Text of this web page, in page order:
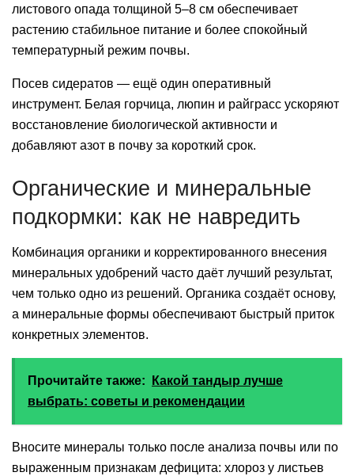
листового опада толщиной 5–8 см обеспечивает
растению стабильное питание и более спокойный
температурный режим почвы.
Посев сидератов — ещё один оперативный
инструмент. Белая горчица, люпин и райграсс ускоряют
восстановление биологической активности и
добавляют азот в почву за короткий срок.
Органические и минеральные
подкормки: как не навредить
Комбинация органики и корректированного внесения
минеральных удобрений часто даёт лучший результат,
чем только одно из решений. Органика создаёт основу,
а минеральные формы обеспечивают быстрый приток
конкретных элементов.
Прочитайте также:
Какой тандыр лучше
выбрать: советы и рекомендации
Вносите минералы только после анализа почвы или по
выраженным признакам дефицита: хлороз у листьев